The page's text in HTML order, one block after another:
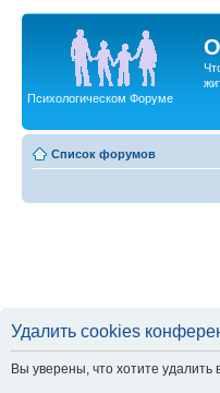
Психологическом Форуме
Список форумов
Удалить cookies
Вы уверены, что хотите